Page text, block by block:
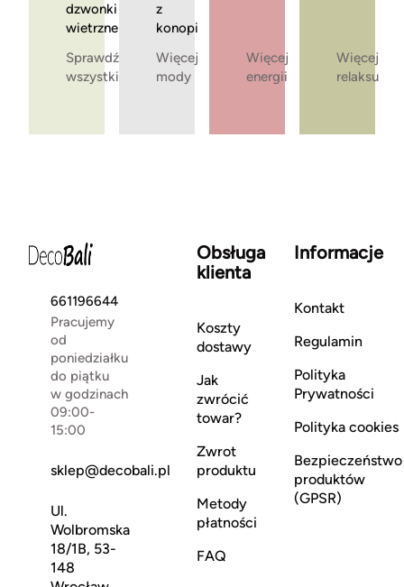
dzwonki
wietrzne
Sprawdź
wszystkie
z
konopi
Więcej
mody
Więcej
energii
Więcej
relaksu
661196644
Pracujemy
od
poniedziałku
do piątku
w godzinach
09:00-
15:00
sklep@decobali.pl
Ul.
Wolbromska
18/1B, 53-
148
Obsługa
klienta
Koszty
dostawy
Jak
zwrócić
towar?
Zwrot
produktu
Metody
płatności
FAQ
Informacje
Kontakt
Regulamin
Polityka
Prywatności
Polityka cookies
Bezpieczeństwo
produktów
(GPSR)